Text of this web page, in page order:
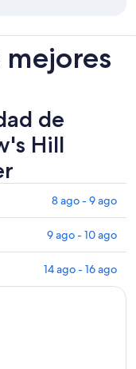
de
Hill
8 ago - 9 ago
9 ago - 10 ago
14 ago - 16 ago